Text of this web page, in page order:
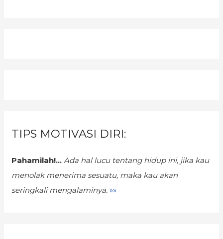
TIPS MOTIVASI DIRI:
Pahamilah!... Ada hal lucu tentang hidup ini, jika kau
menolak menerima sesuatu, maka kau akan
seringkali mengalaminya. »»